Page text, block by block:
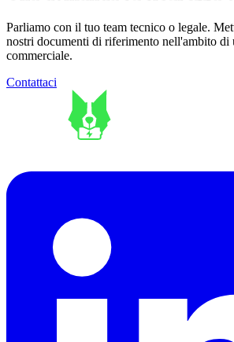
Parliamo con il tuo team tecnico o legale.
nostri documenti di riferimento nell'ambito di
commerciale.
Contattaci